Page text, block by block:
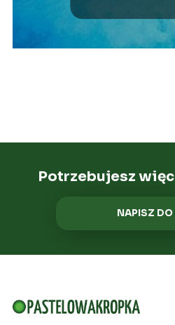
Potrzebujesz
NAPISZ DO